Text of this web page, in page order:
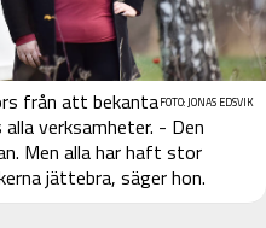
FOTO: JONAS EDSVIK
från att bekanta
verksamheter. - Den
Men alla har haft stor
jättebra, säger hon.